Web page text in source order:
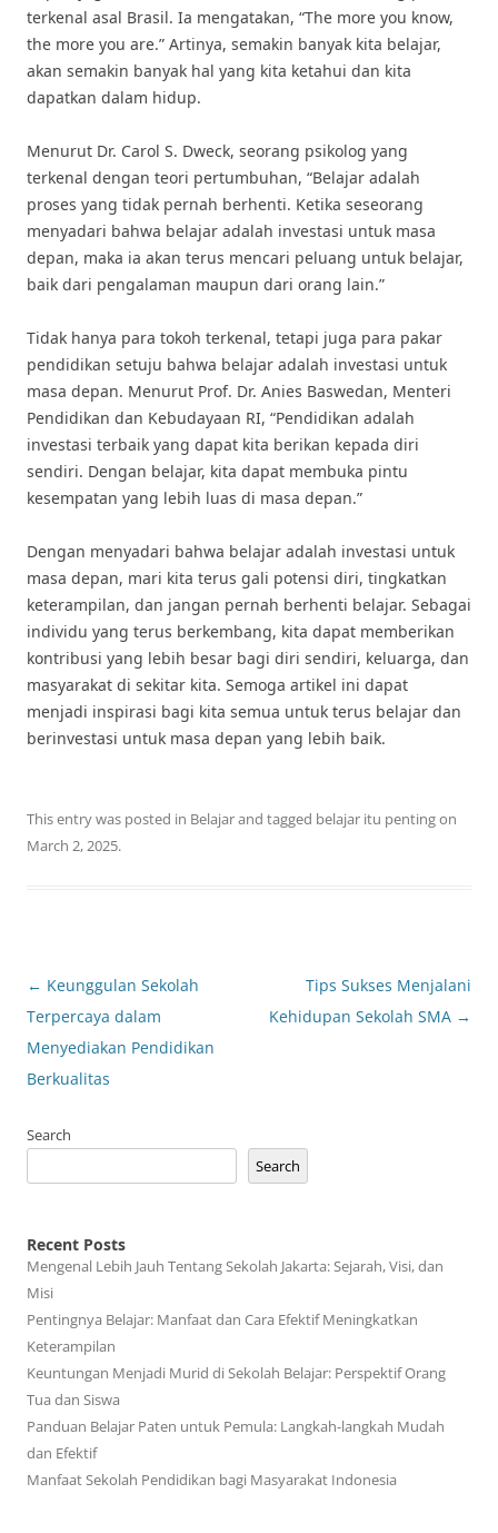
terkenal asal Brasil. Ia mengatakan, “The more you know,
the more you are.” Artinya, semakin banyak kita belajar,
akan semakin banyak hal yang kita ketahui dan kita
dapatkan dalam hidup.
Menurut Dr. Carol S. Dweck, seorang psikolog yang
terkenal dengan teori pertumbuhan, “Belajar adalah
proses yang tidak pernah berhenti. Ketika seseorang
menyadari bahwa belajar adalah investasi untuk masa
depan, maka ia akan terus mencari peluang untuk belajar,
baik dari pengalaman maupun dari orang lain.”
Tidak hanya para tokoh terkenal, tetapi juga para pakar
pendidikan setuju bahwa belajar adalah investasi untuk
masa depan. Menurut Prof. Dr. Anies Baswedan, Menteri
Pendidikan dan Kebudayaan RI, “Pendidikan adalah
investasi terbaik yang dapat kita berikan kepada diri
sendiri. Dengan belajar, kita dapat membuka pintu
kesempatan yang lebih luas di masa depan.”
Dengan menyadari bahwa belajar adalah investasi untuk
masa depan, mari kita terus gali potensi diri, tingkatkan
keterampilan, dan jangan pernah berhenti belajar. Sebagai
individu yang terus berkembang, kita dapat memberikan
kontribusi yang lebih besar bagi diri sendiri, keluarga, dan
masyarakat di sekitar kita. Semoga artikel ini dapat
menjadi inspirasi bagi kita semua untuk terus belajar dan
berinvestasi untuk masa depan yang lebih baik.
This entry was posted in Belajarand tagged belajar itu pentingon
March 2, 2025.
Post
navigation
← Keunggulan Sekolah
Terpercaya dalam
Menyediakan Pendidikan
Berkualitas
Tips Sukses Menjalani
Kehidupan Sekolah SMA →
Search
Search
Recent Posts
Mengenal Lebih Jauh Tentang Sekolah Jakarta: Sejarah, Visi, dan
Misi
Pentingnya Belajar: Manfaat dan Cara Efektif Meningkatkan
Keterampilan
Keuntungan Menjadi Murid di Sekolah Belajar: Perspektif Orang
Tua dan Siswa
Panduan Belajar Paten untuk Pemula: Langkah-langkah Mudah
dan Efektif
Manfaat Sekolah Pendidikan bagi Masyarakat Indonesia